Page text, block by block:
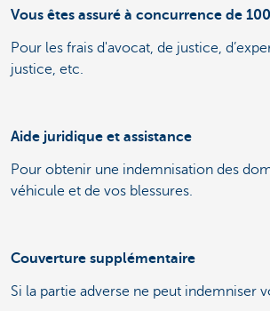
Vous êtes assuré à concurrence de
Pour les frais d'avocat, de justice,
justice, etc.
Aide juridique et assistance
Pour obtenir une indemnisation des
véhicule et de vos blessures.
Couverture supplémentaire
Si la partie adverse ne peut indemniser